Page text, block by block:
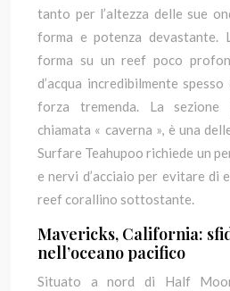
tanto per l’altezza delle sue
forma e potenza devastante.
forma su un reef poco
d’acqua incredibilmente
forza tremenda. La sezione
chiamata « caverna », è una
Surfare Teahupoo richiede un
e nervi d’acciaio per evitare di
reef corallino sottostante.
Mavericks, California:
nell’oceano pacifico
Situato a nord di Half